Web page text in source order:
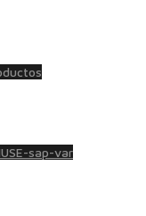
sap-var